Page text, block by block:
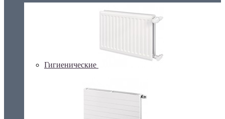
Гигиенические